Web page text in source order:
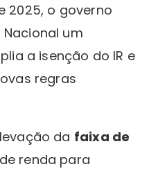
2025, o governo
um
a isenção do IR e
regras
da faixa de
renda para